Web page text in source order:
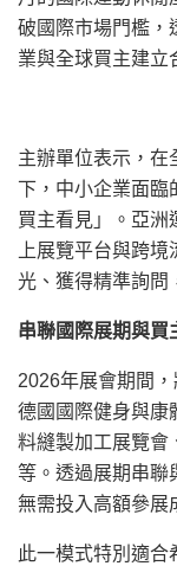
破國際市場門檻，
業與全球買主建立
主辦單位表示，在
下，中小企業面臨
買主看見」。亞洲
上展覽平台與跨
光、獲得精準詢問
串聯國際展期與買
2026年展會期間
德國國際健身與康
料縫製加工展覽會
等。透過展期串聯
無需投入高額參展
此一模式特別適合